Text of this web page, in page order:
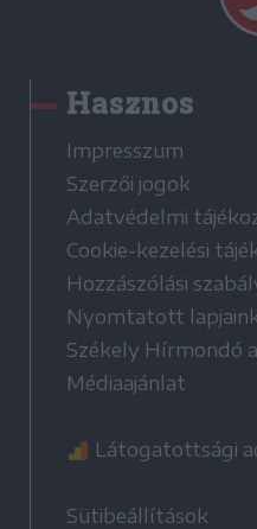
Hasznos
Impresszum
Szerzői jogok
Adatvédelmi
Cookie-kezelési
Hozzászólási
Nyomtatott
Székely Hírmondó
Médiaajánlat
Látogatottsági
Sütibeállítások